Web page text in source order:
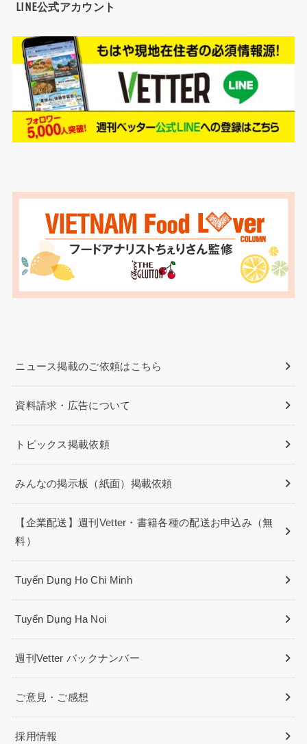
LINE公式アカウント
ニュース掲載のご依頼はこちら
資料請求・広告について
トピックス掲載依頼
みんなの掲示板（紙面）掲載依頼
【企業配送】週刊Vetter・書籍各種の配送お申込み（無
料）
Tuyển Dụng Ho Chi Minh
Tuyển Dụng Ha Noi
週刊Vetter バックナンバー
ご意見・ご感想
採用情報